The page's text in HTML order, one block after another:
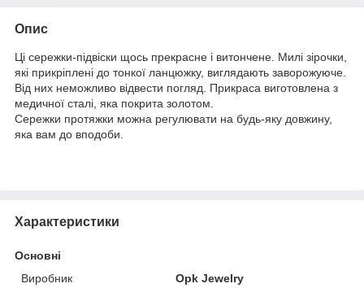
Опис
Ці сережки-підвіски щось прекрасне і витончене. Милі зірочки,
які прикріплені до тонкої ланцюжку, виглядають заворожуюче.
Від них неможливо відвести погляд. Прикраса виготовлена з
медичної сталі, яка покрита золотом.
Сережки протяжки можна регулювати на будь-яку довжину,
яка вам до вподоби.
Характеристики
Основні
Виробник
Opk Jewelry